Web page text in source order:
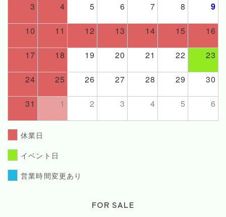
3 4 5 6 7 8 9
10 11 12 13 14 15 16
17 18 19 20 21 22 23
24 25 26 27 28 29 30
31 1 2 3 4 5 6
休業日
イベント日
営業時間変更あり
FOR SALE